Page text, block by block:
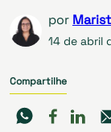
por
14 de abril
Compartilhe